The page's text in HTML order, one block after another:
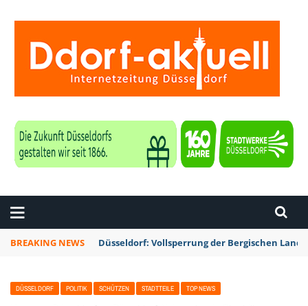
BREAKING NEWS Düsseldorf: Vollsperrung der Bergischen
DÜSSELDORF POLITIK SCHÜTZEN STADTTEILE TOP NEWS